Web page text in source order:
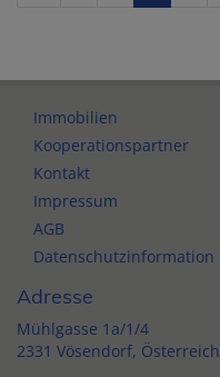
Immobilien
Kooperationspartner
Kontakt
Impressum
AGB
Datenschutzinformation
Adresse
Mühlgasse 1a/1/4
2331 Vösendorf, Österreich